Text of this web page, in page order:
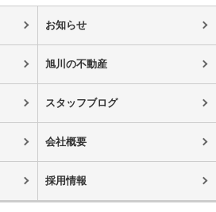
お知らせ
旭川の不動産
スタッフブログ
会社概要
採用情報